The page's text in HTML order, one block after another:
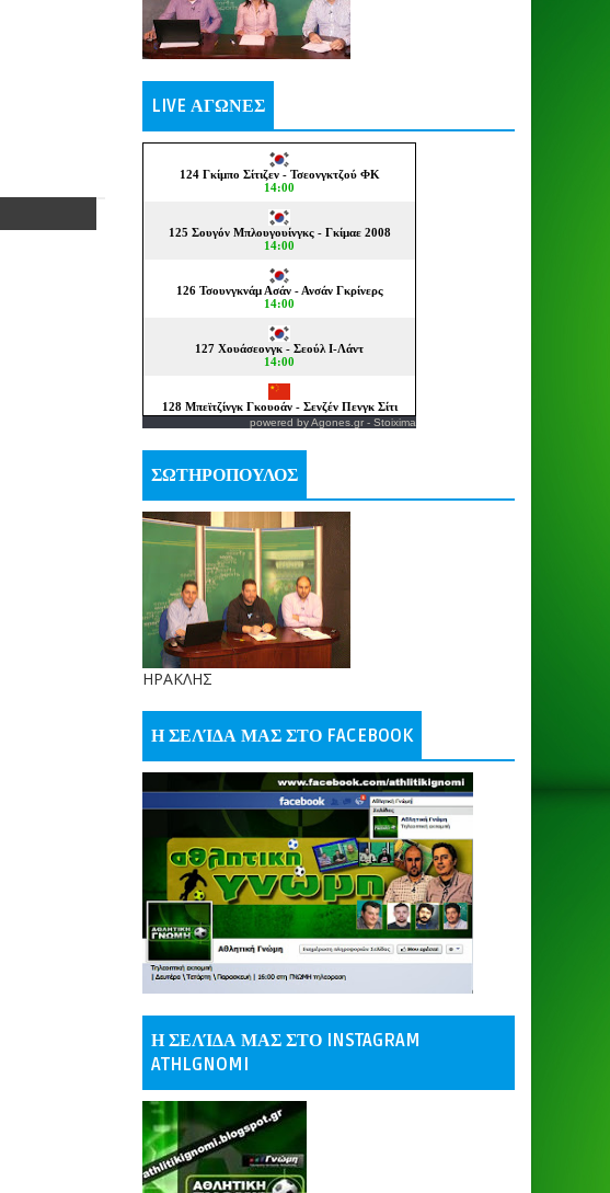
LIVE ΑΓΩΝΕΣ
powered byAgones.gr - Stoixima
ΣΩΤΗΡΟΠΟΥΛΟΣ
ΗΡΑΚΛΗΣ
Η ΣΕΛΊΔΑ ΜΑΣ ΣΤΟ FACEBOOK
Η ΣΕΛΊΔΑ ΜΑΣ ΣΤΟ INSTAGRAM
ATHLGNOMI